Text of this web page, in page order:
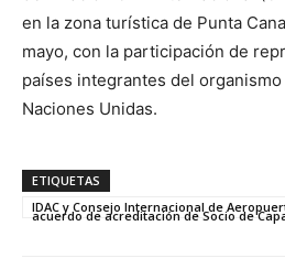
en la zona turística de Punta
mayo, con la participación de
países integrantes del
Naciones Unidas.
ETIQUETAS
IDAC y Consejo Internacional de
acuerdo de acreditación de Socio de